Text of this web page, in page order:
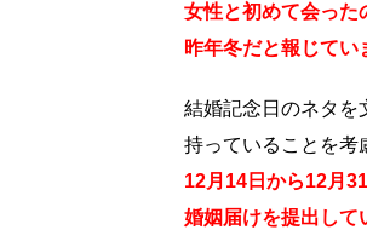
女性と初めて会った
昨年冬だと報じてい
結婚記念日のネタを
持っていることを考
12月14日から12月
婚姻届けを提出して